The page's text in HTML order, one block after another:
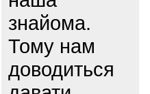
знайома.
Тому нам
доводиться